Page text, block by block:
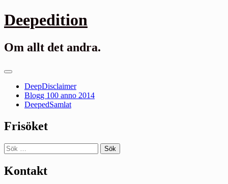
Gå
till
Deepedition
Om allt det andra.
Primär
DeepDisclaimer
Blogg 100 anno 2014
DeepedSamlat
Frisöket
Sök
efter:
Kontakt